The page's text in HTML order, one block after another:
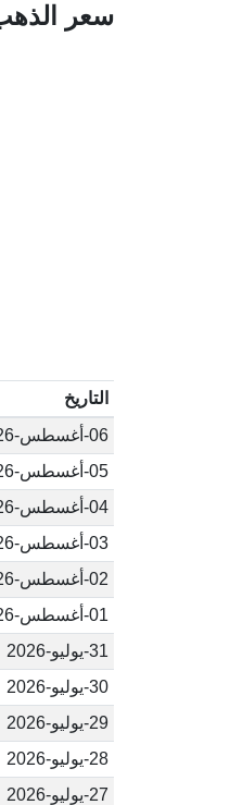
سعر الذهب
التاريخ
06-أغسطس-2026
05-أغسطس-2026
04-أغسطس-2026
03-أغسطس-2026
02-أغسطس-2026
01-أغسطس-2026
31-يوليو-2026
30-يوليو-2026
29-يوليو-2026
28-يوليو-2026
27-يوليو-2026